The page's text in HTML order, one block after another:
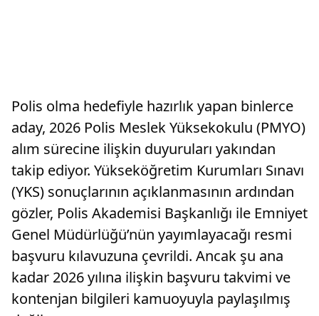
Polis olma hedefiyle hazırlık yapan binlerce
aday, 2026 Polis Meslek Yüksekokulu (PMYO)
alım sürecine ilişkin duyuruları yakından
takip ediyor. Yükseköğretim Kurumları Sınavı
(YKS) sonuçlarının açıklanmasının ardından
gözler, Polis Akademisi Başkanlığı ile Emniyet
Genel Müdürlüğü’nün yayımlayacağı resmi
başvuru kılavuzuna çevrildi. Ancak şu ana
kadar 2026 yılına ilişkin başvuru takvimi ve
kontenjan bilgileri kamuoyuyla paylaşılmış